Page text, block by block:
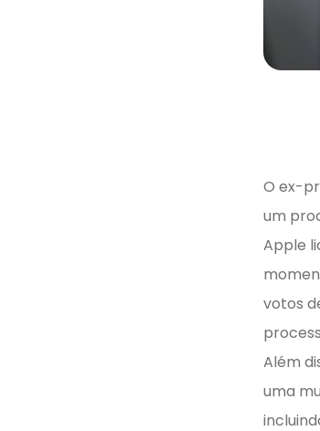
O ex-
um
Apple
votos
Além
uma